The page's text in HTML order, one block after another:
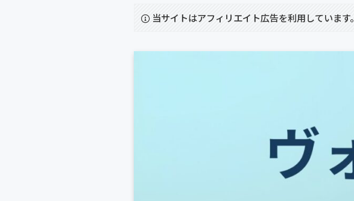
当サイトはアフィリエイト広告を利用しています。